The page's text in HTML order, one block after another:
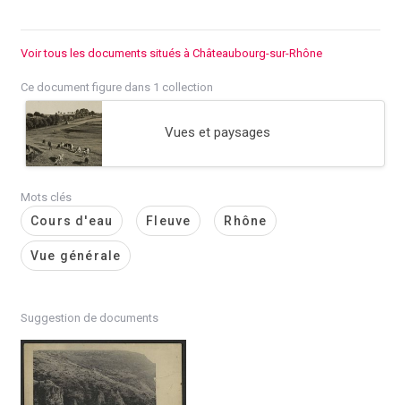
Voir tous les documents situés à Châteaubourg-sur-Rhône
Ce document figure dans 1 collection
Vues et paysages
Mots clés
Cours d'eau Fleuve Rhône
Vue générale
Suggestion de documents